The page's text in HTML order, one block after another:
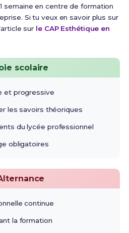
semaine en centre de formation
Si tu veux en savoir plus sur
sur le CAP Esthétique en
scolaire
et progressive
les savoirs théoriques
du lycée professionnel
obligatoires
continue
la formation